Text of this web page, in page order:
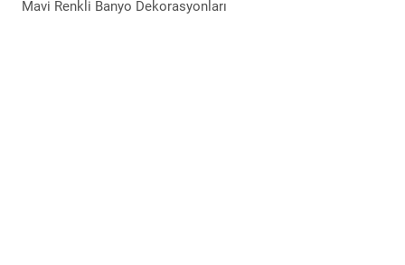
Mavi Renkli Banyo Dekorasyonları